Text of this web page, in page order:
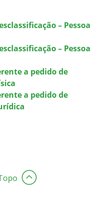
– Pessoa
– Pessoa
a pedido de
a pedido de